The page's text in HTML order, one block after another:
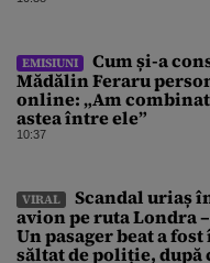
EMISIUNI
Cum și-a
Mădălin Feraru
online: „Am
astea între ele”
10:37
VIRAL
Scandal uriaș
avion pe ruta Londra –
Un pasager beat a
săltat de poliție, după